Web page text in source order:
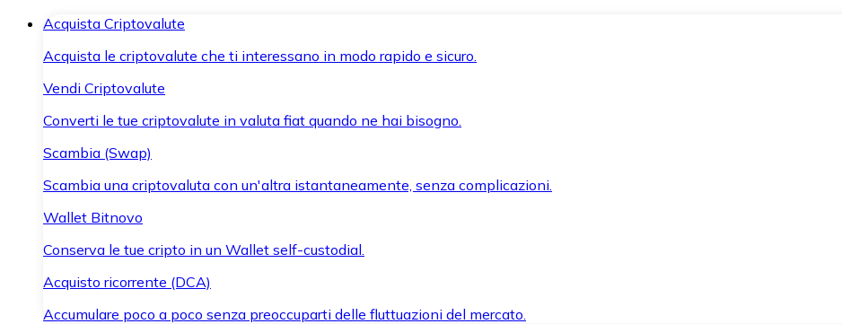
Acquista Criptovalute
Acquista le criptovalute che ti interessano in modo rapido e sicuro.
Vendi Criptovalute
Converti le tue criptovalute in valuta fiat quando ne hai bisogno.
Scambia (Swap)
Scambia una criptovaluta con un'altra istantaneamente, senza complicazioni.
Wallet Bitnovo
Conserva le tue cripto in un Wallet self-custodial.
Acquisto ricorrente (DCA)
Accumulare poco a poco senza preoccuparti delle fluttuazioni del mercato.